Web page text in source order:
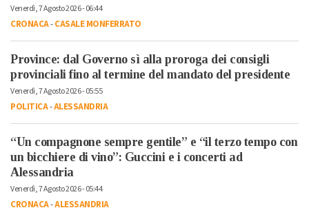
Venerdì, 7 Agosto 2026 - 06:44
CRONACA-CASALE MONFERRATO
Province: dal Governo sì alla proroga dei consigli
provinciali fino al termine del mandato del presidente
Venerdì, 7 Agosto 2026 - 05:55
POLITICA-ALESSANDRIA
“Un compagnone sempre gentile” e “il terzo tempo con
un bicchiere di vino”: Guccini e i concerti ad
Alessandria
Venerdì, 7 Agosto 2026 - 05:44
CRONACA-ALESSANDRIA